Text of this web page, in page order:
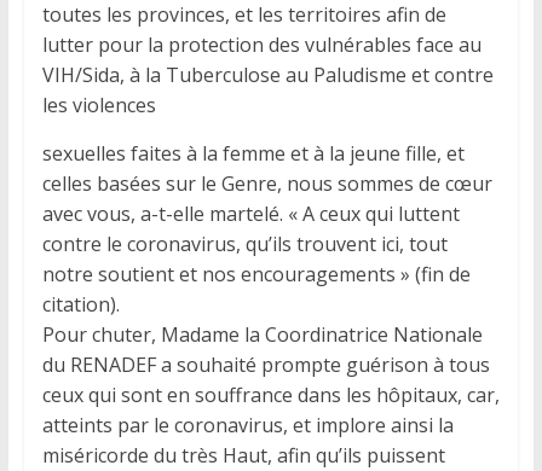
toutes les provinces, et les territoires afin de
lutter pour la protection des vulnérables face au
VIH/Sida, à la Tuberculose au Paludisme et contre
les violences
sexuelles faites à la femme et à la jeune fille, et
celles basées sur le Genre, nous sommes de cœur
avec vous, a-t-elle martelé. « A ceux qui luttent
contre le coronavirus, qu’ils trouvent ici, tout
notre soutient et nos encouragements » (fin de
citation).
Pour chuter, Madame la Coordinatrice Nationale
du RENADEF a souhaité prompte guérison à tous
ceux qui sont en souffrance dans les hôpitaux, car,
atteints par le coronavirus, et implore ainsi la
miséricorde du très Haut, afin qu’ils puissent